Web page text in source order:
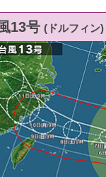
13号 (ドルフィン)